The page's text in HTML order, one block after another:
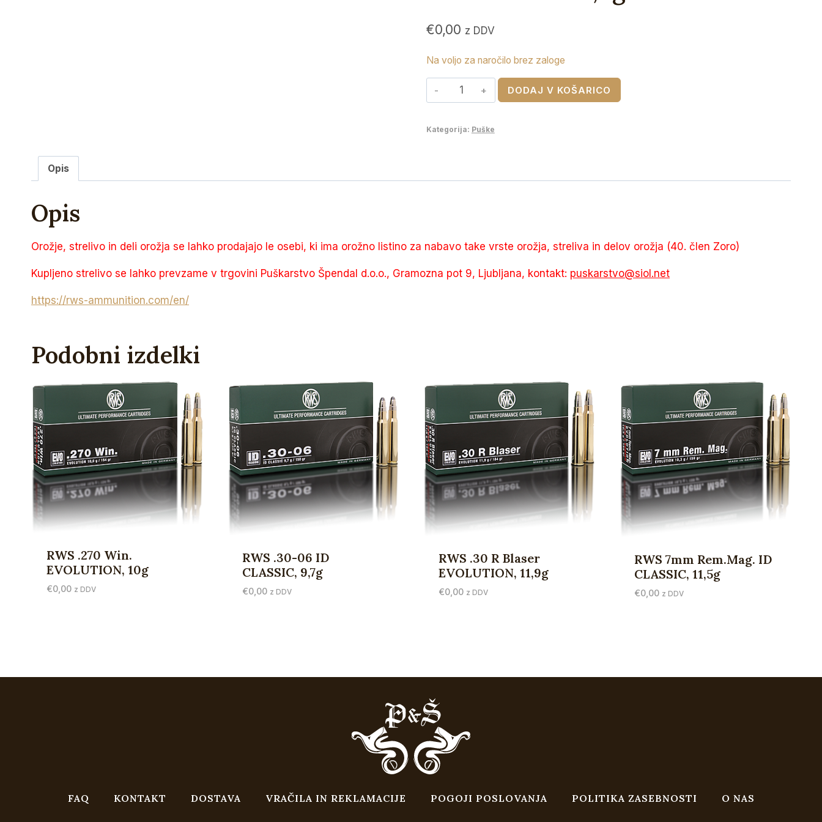
€0,00 z DDV
Na voljo za naročilo brez zaloge
RWS
6.5x55
Target
Scorion
DODAJ V KOŠARICO
Kategorija: Puške
Opis
Opis
Orožje, strelivo in deli orožja se lahko prodajajo le osebi, ki ima orožno listino za nabavo take vrste orožja, streliva in delov orožja (40. člen Zoro)
Kupljeno strelivo se lahko prevzame v trgovini Puškarstvo Špendal d.o.o., Gramozna pot 9, Ljubljana, kontakt: puskarstvo@siol.net
https://rws-ammunition.com/en/
Podobni izdelki
RWS .270 Win.
EVOLUTION, 10g
€0,00 z DDV
RWS .30-06 ID
CLASSIC, 9,7g
€0,00 z DDV
RWS .30 R Blaser
EVOLUTION, 11,9g
€0,00 z DDV
RWS 7mm Rem.Mag. ID
CLASSIC, 11,5g
€0,00 z DDV
FAQ KONTAKT DOSTAVA VRAČILA IN REKLAMACIJE POGOJI POSLOVANJA POLITIKA ZASEBNOSTI O NAS